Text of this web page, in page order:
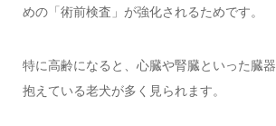
めの「術前検査」が強化されるためです。
特に高齢になると、心臓や腎臓といった臓
抱えている老犬が多く見られます。